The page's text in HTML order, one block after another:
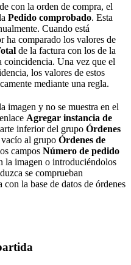
con la orden de compra, el
Pedido comprobado. Esta
Cuando está
ha comparado los valores de
de la factura con los de la
Una vez que el
los valores de estos
mediante una regla.
imagen y no se muestra en el
Agregar instancia de
inferior del grupo Órdenes
vacío al grupo Órdenes de
campos Número de pedido
la imagen o introduciéndolos
se comprueban
la base de datos de órdenes